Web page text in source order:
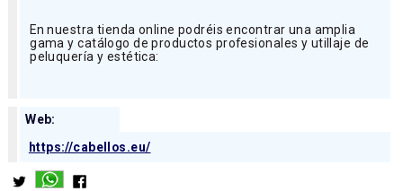
En nuestra tienda online podréis encontrar una amplia
gama y catálogo de productos profesionales y utillaje de
peluquería y estética:
Web:
https://cabellos.eu/